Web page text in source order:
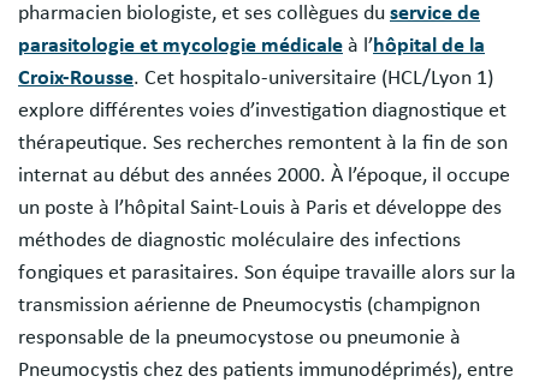
pharmacien biologiste, et ses collègues du service de
parasitologie et mycologie médicale à l’hôpital de la
Croix-Rousse. Cet hospitalo-universitaire (HCL/Lyon 1)
explore différentes voies d’investigation diagnostique et
thérapeutique. Ses recherches remontent à la fin de son
internat au début des années 2000. À l’époque, il occupe
un poste à l’hôpital Saint-Louis à Paris et développe des
méthodes de diagnostic moléculaire des infections
fongiques et parasitaires. Son équipe travaille alors sur la
transmission aérienne de Pneumocystis (champignon
responsable de la pneumocystose ou pneumonie à
Pneumocystis chez des patients immunodéprimés), entre